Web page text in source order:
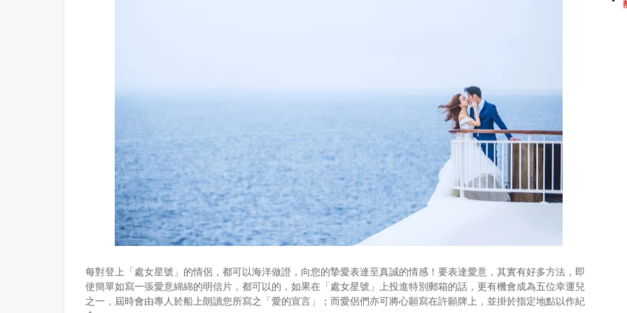
每對登上「處女星號」的情侶，都可以海洋做證，向您的摯愛表達至真誠的情感！要表達愛意，其實有好多方法，即
使簡單如寫一張愛意綿綿的明信片，都可以的，如果在「處女星號」上投進特別郵箱的話，更有機會成為五位幸運兒
之一，屆時會由專人於船上朗讀您所寫之「愛的宣言」；而愛侶們亦可將心願寫在許願牌上，並掛於指定地點以作紀